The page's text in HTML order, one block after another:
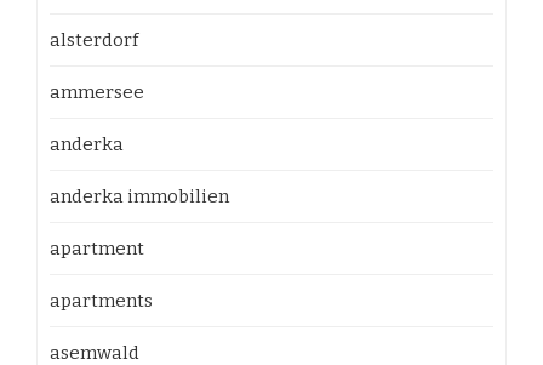
alsterdorf
ammersee
anderka
anderka immobilien
apartment
apartments
asemwald